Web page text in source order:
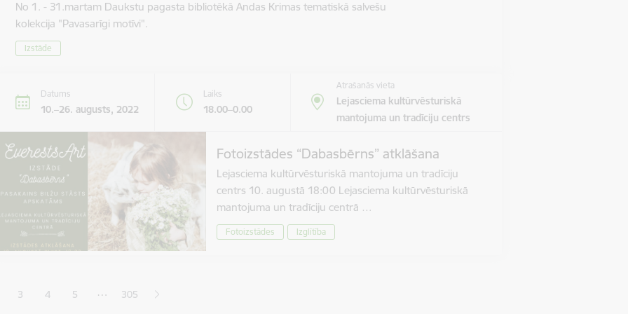
No 1. - 31.martam Daukstu pagasta bibliotēkā Andas Krimas tematiskā salvešu
kolekcija "Pavasarīgi motīvi".
Izstāde
Datums
10.–26. augusts, 2022
Laiks
18.00–0.00
Atrašanās vieta
Lejasciema kultūrvēsturiskā
mantojuma un tradīciju centrs
Fotoizstādes “Dabasbērns” atklāšana
Lejasciema kultūrvēsturiskā mantojuma un tradīciju
centrs 10. augustā 18:00 Lejasciema kultūrvēsturiskā
mantojuma un tradīciju centrā …
Fotoizstādes Izglītība
lapaLapa
3 Lapa
4 Lapa
5 … 305